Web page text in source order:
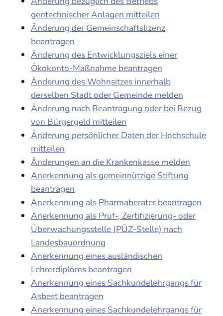
gentechnischer Anlagen mitteilen
Änderung der Gemeinschaftslizenz
beantragen
Änderung des Entwicklungsziels einer
Ökokonto-Maßnahme beantragen
Änderung des Wohnsitzes innerhalb
derselben Stadt oder Gemeinde melden
Änderung nach Beantragung oder bei Bezug
von Bürgergeld mitteilen
Änderung persönlicher Daten der Hochschule
mitteilen
Änderungen an die Krankenkasse melden
Anerkennung als gemeinnützige Stiftung
beantragen
Anerkennung als Pharmaberater beantragen
Anerkennung als Prüf-, Zertifizierung- oder
Überwachungsstelle (PÜZ-Stelle) nach
Landesbauordnung
Anerkennung eines ausländischen
Lehrerdiploms beantragen
Anerkennung eines Sachkundelehrgangs für
Asbest beantragen
Anerkennung eines Sachkundelehrgangs für